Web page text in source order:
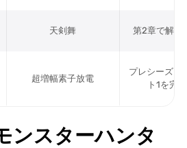
天剣舞 第2章で解除
超増幅素子放電
プレシーズン
ト1を完
ンスターハンタ